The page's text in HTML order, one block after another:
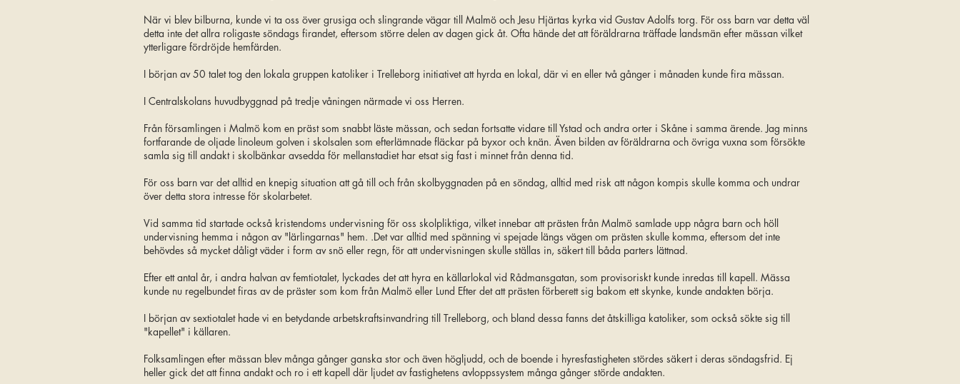
När vi blev bilburna, kunde vi ta oss över grusiga och slingrande vägar till Malmö och Jesu Hjärtas kyrka vid Gustav Adolfs torg. För oss barn var detta väl
detta inte det allra roligaste söndags firandet, eftersom större delen av dagen gick åt. Ofta hände det att föräldrarna träffade landsmän efter mässan vilket
ytterligare fördröjde hemfärden.
I början av 50 talet tog den lokala gruppen katoliker i Trelleborg initiativet att hyrda en lokal, där vi en eller två gånger i månaden kunde fira mässan.
I Centralskolans huvudbyggnad på tredje våningen närmade vi oss Herren.
Från församlingen i Malmö kom en präst som snabbt läste mässan, och sedan fortsatte vidare till Ystad och andra orter i Skåne i samma ärende. Jag minns
fortfarande de oljade linoleum golven i skolsalen som efterlämnade fläckar på byxor och knän. Även bilden av föräldrarna och övriga vuxna som försökte
samla sig till andakt i skolbänkar avsedda för mellanstadiet har etsat sig fast i minnet från denna tid.
För oss barn var det alltid en knepig situation att gå till och från skolbyggnaden på en söndag, alltid med risk att någon kompis skulle komma och undrar
över detta stora intresse för skolarbetet.
Vid samma tid startade också kristendoms undervisning för oss skolpliktiga, vilket innebar att prästen från Malmö samlade upp några barn och höll
undervisning hemma i någon av "lärlingarnas" hem. .Det var alltid med spänning vi spejade längs vägen om prästen skulle komma, eftersom det inte
behövdes så mycket dåligt väder i form av snö eller regn, för att undervisningen skulle ställas in, säkert till båda parters lättnad.
Efter ett antal år, i andra halvan av femtiotalet, lyckades det att hyra en källarlokal vid Rådmansgatan, som provisoriskt kunde inredas till kapell. Mässa
kunde nu regelbundet firas av de präster som kom från Malmö eller Lund Efter det att prästen förberett sig bakom ett skynke, kunde andakten börja.
I början av sextiotalet hade vi en betydande arbetskraftsinvandring till Trelleborg, och bland dessa fanns det åtskilliga katoliker, som också sökte sig till
"kapellet" i källaren.
Folksamlingen efter mässan blev många gånger ganska stor och även högljudd, och de boende i hyresfastigheten stördes säkert i deras söndagsfrid. Ej
heller gick det att finna andakt och ro i ett kapell där ljudet av fastighetens avloppssystem många gånger störde andakten.